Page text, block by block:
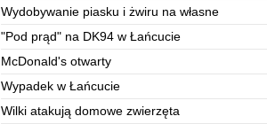
Wydobywanie piasku i żwiru na własne
potrzeby
"Pod prąd" na DK94 w Łańcucie
McDonald's otwarty
Wypadek w Łańcucie
Wilki atakują domowe zwierzęta